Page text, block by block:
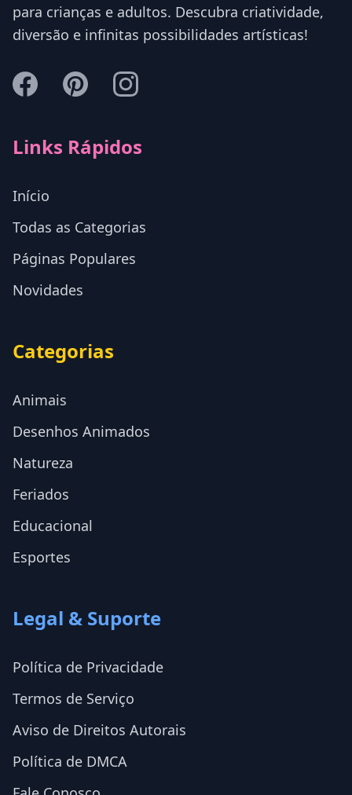
para crianças e adultos. Descubra criatividade,
diversão e infinitas possibilidades artísticas!
Links Rápidos
Início
Todas as Categorias
Páginas Populares
Novidades
Categorias
Animais
Desenhos Animados
Natureza
Feriados
Educacional
Esportes
Legal & Suporte
Política de Privacidade
Termos de Serviço
Aviso de Direitos Autorais
Política de DMCA